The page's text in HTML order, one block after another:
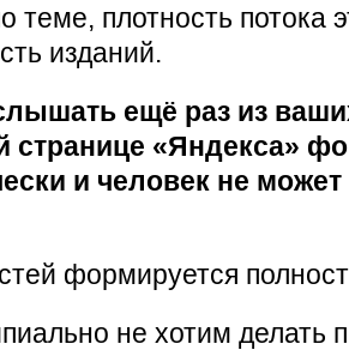
теме, плотность потока
изданий.
ещё раз из
странице «Яндекса»
и человек не
формируется
не хотим делать